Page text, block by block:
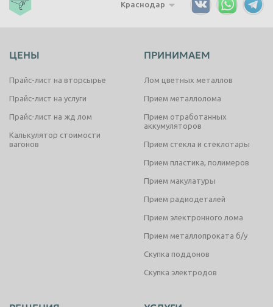
Краснодар
ЦЕНЫ
Прайс-лист на вторсырье
Прайс-лист на услуги
Прайс-лист на жд лом
Калькулятор стоимости
вагонов
ПРИНИМАЕМ
Лом цветных металлов
Прием металлолома
Прием отработанных
аккумуляторов
Прием стекла и стеклотары
Прием пластика, полимеров
Прием макулатуры
Прием радиодеталей
Прием электронного лома
Прием металлопроката б/у
Скупка поддонов
Скупка электродов